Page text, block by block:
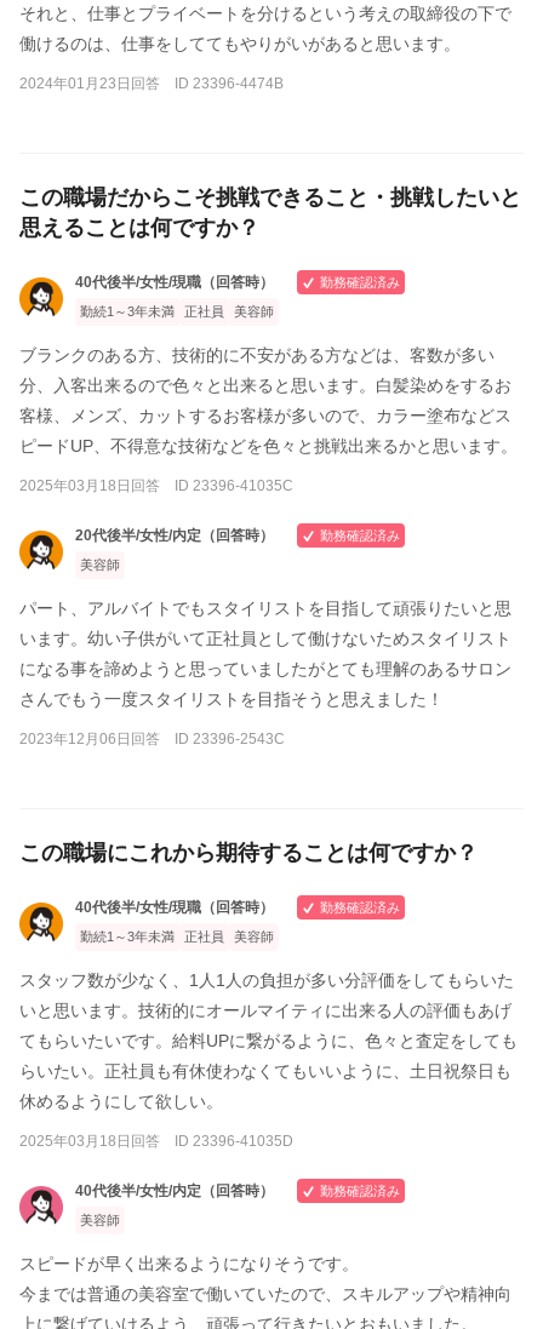
それと、仕事とプライベートを分けるという考えの取締役の下で
働けるのは、仕事をしててもやりがいがあると思います。
2024年01月23日回答 ID 23396-4474B
この職場だからこそ挑戦できること・挑戦したいと
思えることは何ですか？
40代後半/女性/現職（回答時）
勤務確認済み
勤続1～3年未満
正社員 美容師
ブランクのある方、技術的に不安がある方などは、客数が多い
分、入客出来るので色々と出来ると思います。白髪染めをするお
客様、メンズ、カットするお客様が多いので、カラー塗布などス
ピードUP、不得意な技術などを色々と挑戦出来るかと思います。
2025年03月18日回答 ID 23396-41035C
20代後半/女性/内定（回答時）
勤務確認済み
美容師
パート、アルバイトでもスタイリストを目指して頑張りたいと思
います。幼い子供がいて正社員として働けないためスタイリスト
になる事を諦めようと思っていましたがとても理解のあるサロン
さんでもう一度スタイリストを目指そうと思えました！
2023年12月06日回答 ID 23396-2543C
この職場にこれから期待することは何ですか？
40代後半/女性/現職（回答時）
勤務確認済み
勤続1～3年未満
正社員 美容師
スタッフ数が少なく、1人1人の負担が多い分評価をしてもらいた
いと思います。技術的にオールマイティに出来る人の評価もあげ
てもらいたいです。給料UPに繋がるように、色々と査定をしても
らいたい。正社員も有休使わなくてもいいように、土日祝祭日も
休めるようにして欲しい。
2025年03月18日回答 ID 23396-41035D
40代後半/女性/内定（回答時）
勤務確認済み
美容師
スピードが早く出来るようになりそうです。
今までは普通の美容室で働いていたので、スキルアップや精神向
上に繋げていけるよう、頑張って行きたいとおもいました。